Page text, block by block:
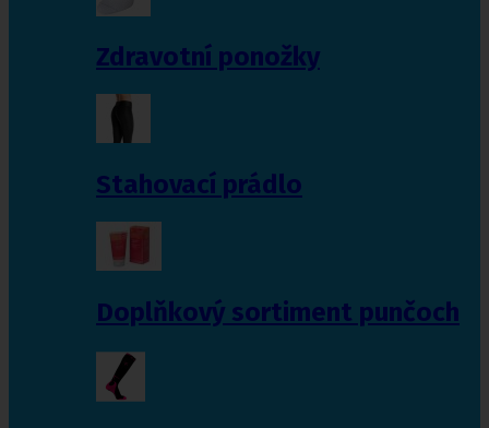
Zdravotní ponožky
Stahovací prádlo
Doplňkový sortiment punčoch